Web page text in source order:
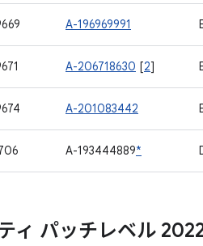
A-196969991
A-206718630 [2]
A-201083442
A-193444889*
ィ パッチレベル